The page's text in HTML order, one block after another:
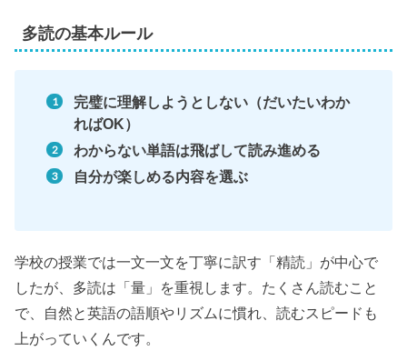
多読の基本ルール
完璧に理解しようとしない（だいたいわか
ればOK）
わからない単語は飛ばして読み進める
自分が楽しめる内容を選ぶ
学校の授業では一文一文を丁寧に訳す「精読」が中心で
したが、多読は「量」を重視します。たくさん読むこと
で、自然と英語の語順やリズムに慣れ、読むスピードも
上がっていくんです。